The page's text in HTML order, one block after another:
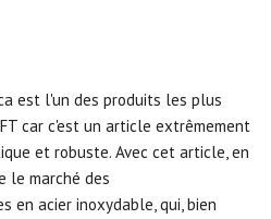
est l'un des produits les plus
car c'est un article extrêmement
et robuste. Avec cet article, en
le marché des
en acier inoxydable, qui, bien